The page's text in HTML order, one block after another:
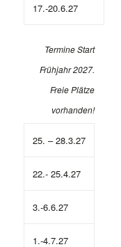
17.-20.6.27
Termine Start
Frühjahr 2027.
Freie Plätze
vorhanden!
25. – 28.3.27
22.- 25.4.27
3.-6.6.27
1.-4.7.27